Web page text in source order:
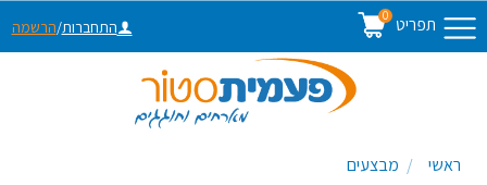
תפריט 0
התחברות/הרשמה
ראשי מבצעים